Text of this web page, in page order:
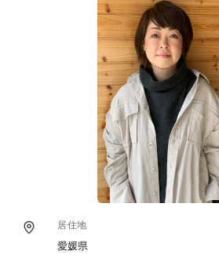
居住地
愛媛県